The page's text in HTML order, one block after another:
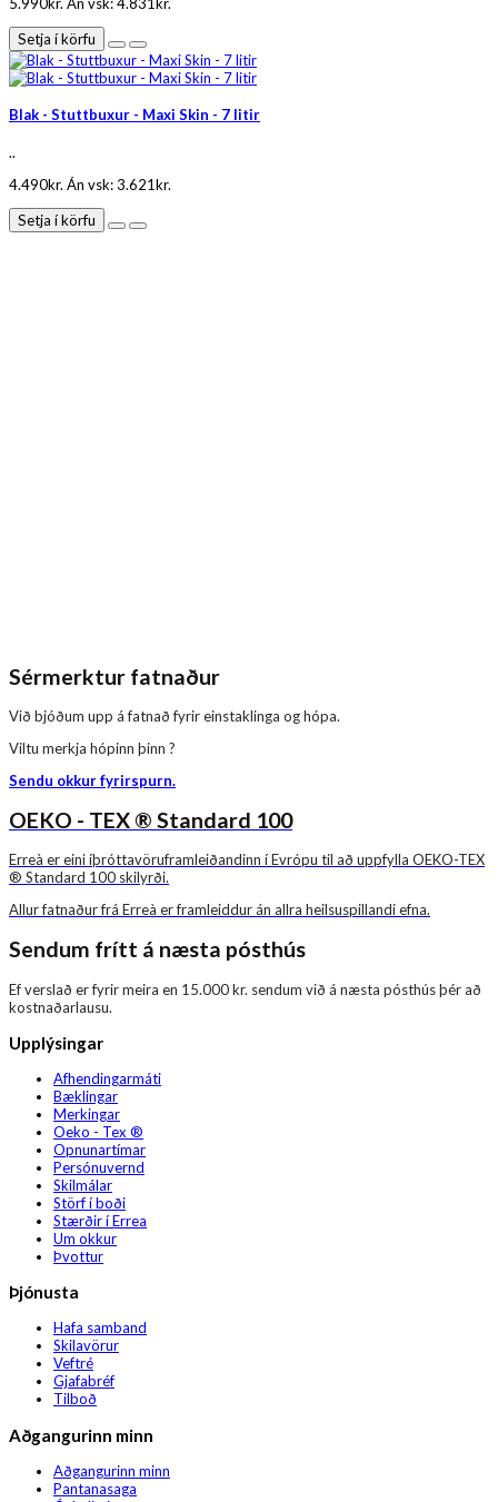
Setja í körfu
Blak - Stuttbuxur - Maxi Skin - 7 litir
..
4.490kr. Án vsk: 3.621kr.
Setja í körfu
Sérmerktur fatnaður
Við bjóðum upp á fatnað fyrir einstaklinga og hópa.
Viltu merkja hópinn þinn ?
Sendu okkur fyrirspurn.
OEKO - TEX ® Standard 100
Erreà er eini íþróttavöruframleiðandinn í Evrópu til að uppfylla OEKO-TEX
® Standard 100 skilyrði.
Allur fatnaður frá Erreà er framleiddur án allra heilsuspillandi efna.
Sendum frítt á næsta pósthús
Ef verslað er fyrir meira en 15.000 kr. sendum við á næsta pósthús þér að
kostnaðarlausu.
Upplýsingar
Afhendingarmáti
Bæklingar
Merkingar
Oeko - Tex ®
Opnunartímar
Persónuvernd
Skilmálar
Störf í boði
Stærðir í Errea
Um okkur
Þvottur
Þjónusta
Hafa samband
Skilavörur
Veftré
Gjafabréf
Tilboð
Aðgangurinn minn
Aðgangurinn minn
Pantanasaga